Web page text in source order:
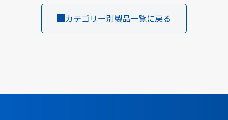
カテゴリー別製品一覧に戻る